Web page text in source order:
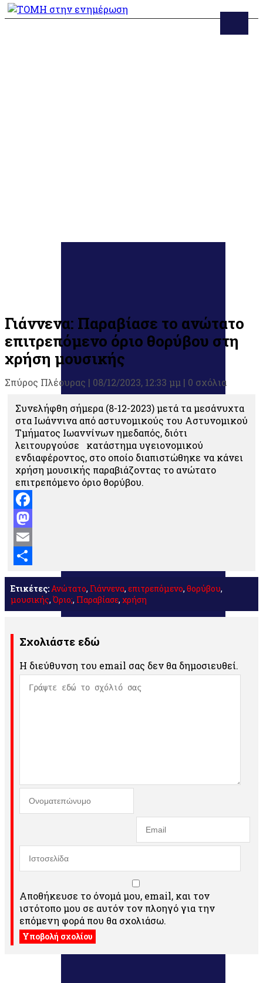
Γιάννενα: Παραβίασε το ανώτατο
επιτρεπόμενο όριο θορύβου στη
χρήση μουσικής
Σπύρος Πλέουρας | 08/12/2023, 12:33 μμ | 0 σχόλια
Συνελήφθη σήμερα (8-12-2023) μετά τα μεσάνυχτα
στα Ιωάννινα από αστυνομικούς του Αστυνομικού
Τμήματος Ιωαννίνων ημεδαπός, διότι
λειτουργούσε κατάστημα υγειονομικού
ενδιαφέροντος, στο οποίο διαπιστώθηκε να κάνει
χρήση μουσικής παραβιάζοντας το ανώτατο
επιτρεπόμενο όριο θορύβου.
Facebook
Mastodon
Email
Μοιραστείτε
Ετικέτες:Ανώτατο, Γιάννενα, επιτρεπόμενο, θορύβου,
μουσικής, Όριο;, Παραβίασε, χρήση
Σχολιάστε εδώ
Η διεύθυνση του email σας δεν θα δημοσιευθεί.
Αποθήκευσε το όνομά μου, email, και τον
ιστότοπο μου σε αυτόν τον πλοηγό για την
επόμενη φορά που θα σχολιάσω.